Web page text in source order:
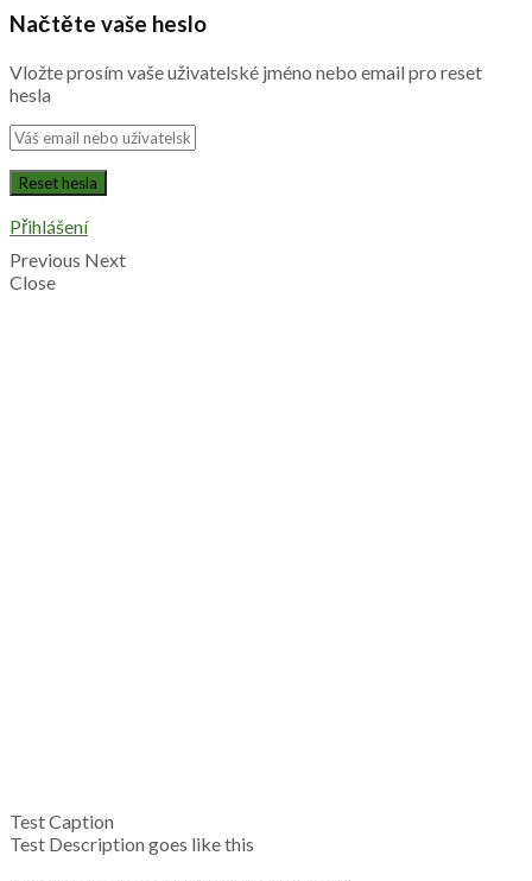
Načtěte vaše heslo
Vložte prosím vaše uživatelské jméno nebo email pro reset
hesla
Přihlášení
Previous Next
Close
Test Caption
Test Description goes like this